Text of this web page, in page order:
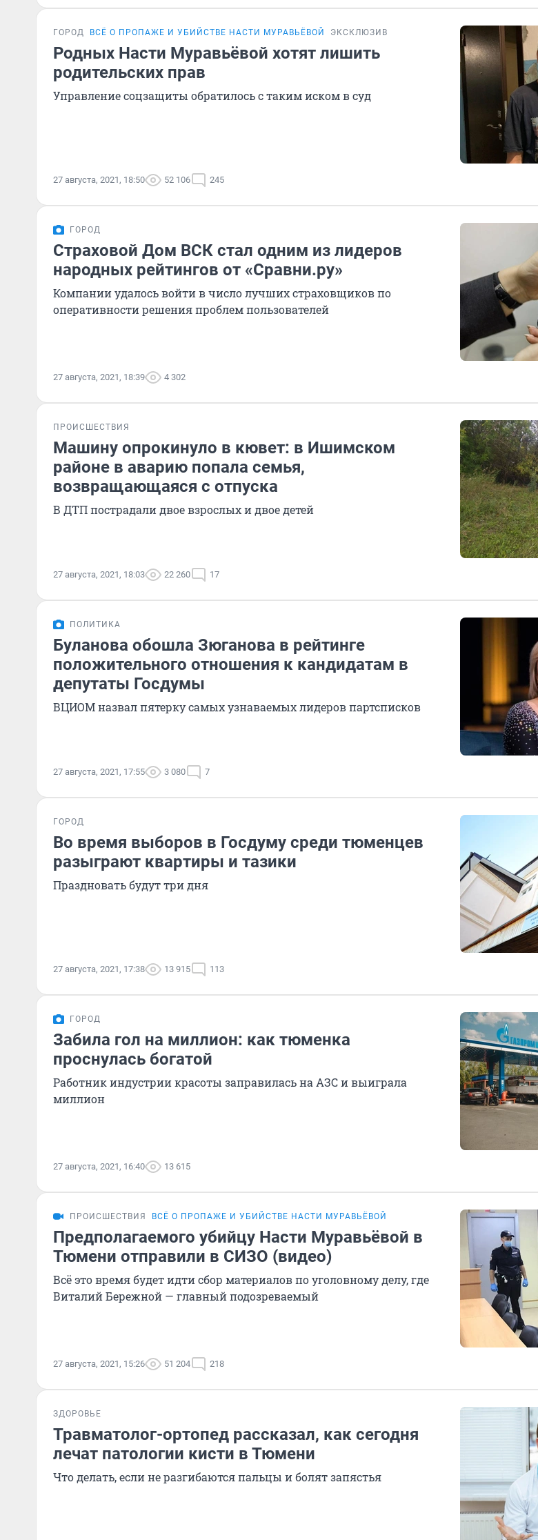
ГОРОД ВСЁ О ПРОПАЖЕ И УБИЙСТВЕ НАСТИ МУРАВЬЁВОЙ ЭКСКЛЮЗИВ
Родных Насти Муравьёвой хотят лишить
родительских прав
Управление соцзащиты обратилось с таким иском в суд
27 августа, 2021, 18:50 52 106 245
ГОРОД
Страховой Дом ВСК стал одним из лидеров
народных рейтингов от «Сравни.ру»
Компании удалось войти в число лучших страховщиков по
оперативности решения проблем пользователей
27 августа, 2021, 18:39 4 302
ПРОИСШЕСТВИЯ
Машину опрокинуло в кювет: в Ишимском
районе в аварию попала семья,
возвращающаяся с отпуска
В ДТП пострадали двое взрослых и двое детей
27 августа, 2021, 18:03 22 260 17
ПОЛИТИКА
Буланова обошла Зюганова в рейтинге
положительного отношения к кандидатам в
депутаты Госдумы
ВЦИОМ назвал пятерку самых узнаваемых лидеров партсписков
27 августа, 2021, 17:55 3 080 7
ГОРОД
Во время выборов в Госдуму среди тюменцев
разыграют квартиры и тазики
Праздновать будут три дня
27 августа, 2021, 17:38 13 915 113
ГОРОД
Забила гол на миллион: как тюменка
проснулась богатой
Работник индустрии красоты заправилась на АЗС и выиграла
миллион
27 августа, 2021, 16:40 13 615
ПРОИСШЕСТВИЯ ВСЁ О ПРОПАЖЕ И УБИЙСТВЕ НАСТИ МУРАВЬЁВОЙ
Предполагаемого убийцу Насти Муравьёвой в
Тюмени отправили в СИЗО (видео)
Всё это время будет идти сбор материалов по уголовному делу, где
Виталий Бережной — главный подозреваемый
27 августа, 2021, 15:26 51 204 218
ЗДОРОВЬЕ
Травматолог-ортопед рассказал, как сегодня
лечат патологии кисти в Тюмени
Что делать, если не разгибаются пальцы и болят запястья